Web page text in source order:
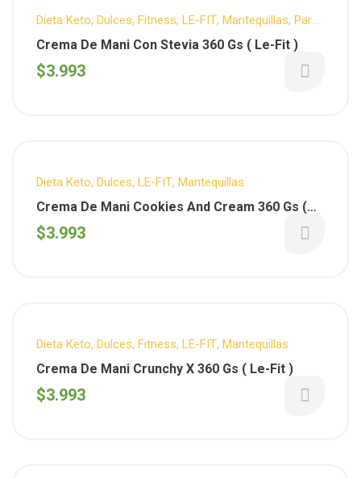
Dieta Keto, Dulces, Fitness, LE-FIT, Mantequillas, Para
tus desayunos
Crema De Mani Con Stevia 360 Gs ( Le-Fit )
$3.993
Dieta Keto, Dulces, LE-FIT, Mantequillas
Crema De Mani Cookies And Cream 360 Gs (
Le-Fit )
$3.993
Dieta Keto, Dulces, Fitness, LE-FIT, Mantequillas
Crema De Mani Crunchy X 360 Gs ( Le-Fit )
$3.993